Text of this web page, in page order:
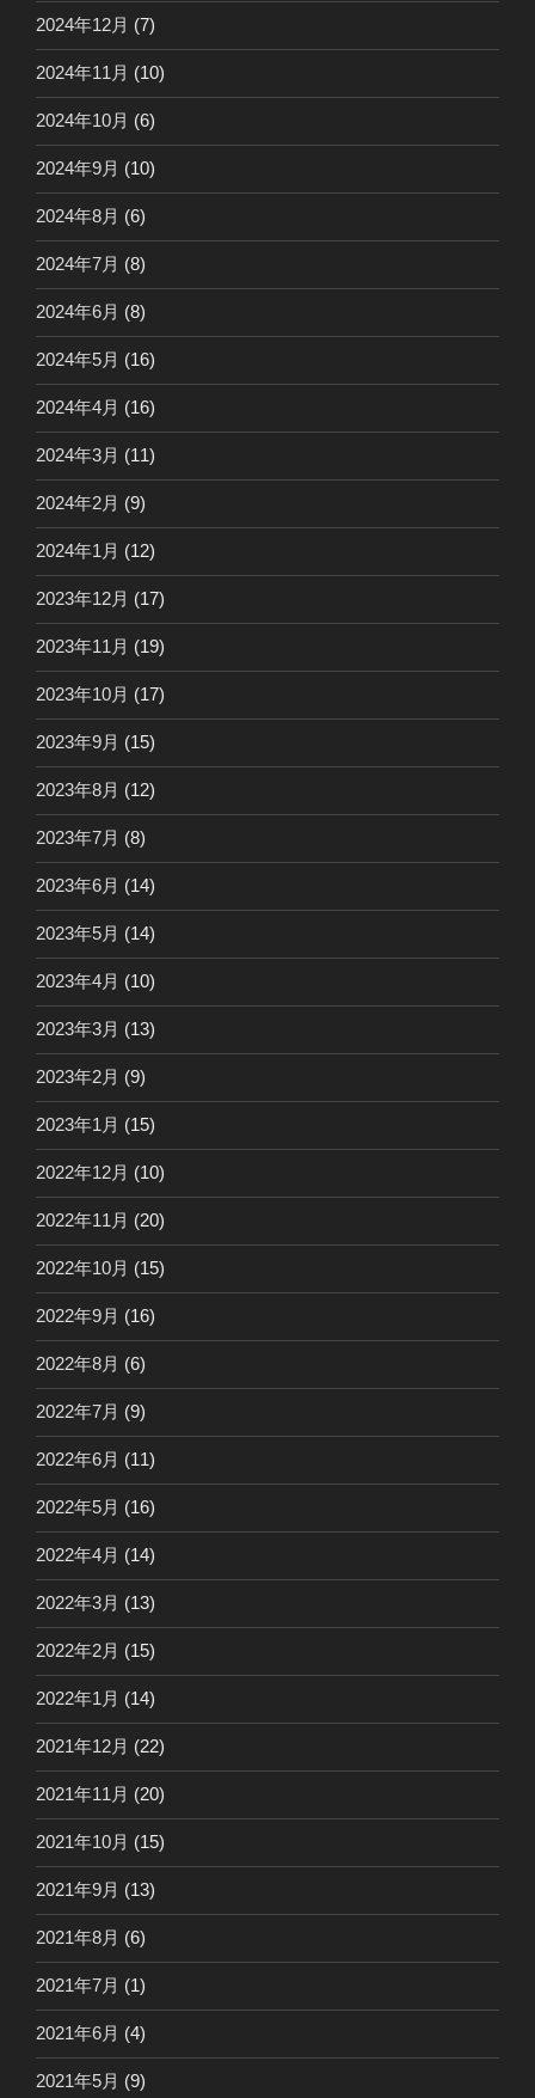
2024年12月 (7)
2024年11月 (10)
2024年10月 (6)
2024年9月 (10)
2024年8月 (6)
2024年7月 (8)
2024年6月 (8)
2024年5月 (16)
2024年4月 (16)
2024年3月 (11)
2024年2月 (9)
2024年1月 (12)
2023年12月 (17)
2023年11月 (19)
2023年10月 (17)
2023年9月 (15)
2023年8月 (12)
2023年7月 (8)
2023年6月 (14)
2023年5月 (14)
2023年4月 (10)
2023年3月 (13)
2023年2月 (9)
2023年1月 (15)
2022年12月 (10)
2022年11月 (20)
2022年10月 (15)
2022年9月 (16)
2022年8月 (6)
2022年7月 (9)
2022年6月 (11)
2022年5月 (16)
2022年4月 (14)
2022年3月 (13)
2022年2月 (15)
2022年1月 (14)
2021年12月 (22)
2021年11月 (20)
2021年10月 (15)
2021年9月 (13)
2021年8月 (6)
2021年7月 (1)
2021年6月 (4)
2021年5月 (9)